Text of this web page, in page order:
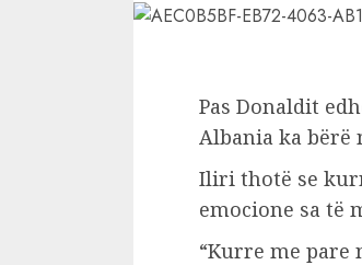
Pas Donaldit
Albania ka bërë
Iliri thotë se
emocione sa të
“Kurre me pare